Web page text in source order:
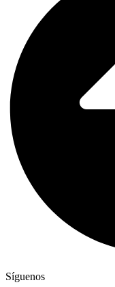
Síguenos